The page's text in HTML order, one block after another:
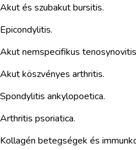
Akut és szubakut bursitis.
Epicondylitis.
Akut nemspecifikus
Akut köszvényes arthritis.
Spondylitis ankylopoetica.
Arthritis psoriatica.
Kollagén betegségek és